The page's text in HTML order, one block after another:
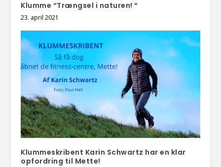
Klumme “Trængsel i naturen! “
23. april 2021
Klummeskribent Karin Schwartz har en klar
opfordring til Mette!